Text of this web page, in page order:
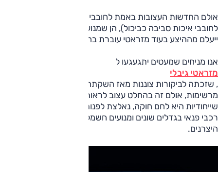
אולם החדשות העצובות באמת לחובבי רכב (ומשמחות כנראה
ייעלם מההיצע בעוד מזראטי עוברת בהדרגה למנועים חשמליים.
אנו מניחים שמעטים יתגעגעו ל
מזראטי גיבלי
, שזכתה לביקורות צוננות מאז השקתה ולא רשמה מכירות
מרשימות, אולם זה בהחלט עצוב לראות יצרנית אקזוטית
שייחודיות היא לחם חוקה, נאלצת לפנות למכנה המשותף עם
רכבי פנאי בגדלים שונים ומנועים חשמליים – ממש כמו כל שאר
היצרנים.